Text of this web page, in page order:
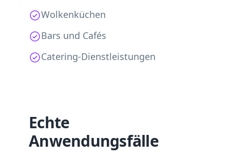
Wolkenküchen
Bars und Cafés
Catering-Dienstleistungen
Echte
Anwendungsfälle